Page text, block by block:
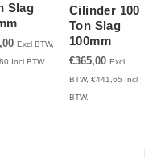
Slag
Excl BTW,
Incl BTW.
Cilinder 100
Ton Slag
100mm
€365,00 Excl
BTW,€441,65 Incl
BTW.